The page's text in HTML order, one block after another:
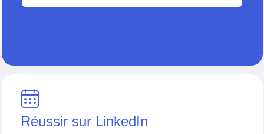
Réussir sur LinkedIn